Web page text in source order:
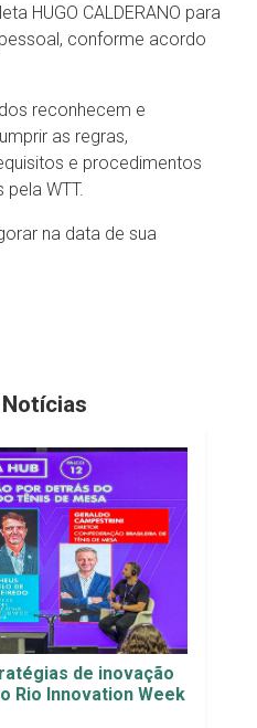
HUGO CALDERANO para
conforme acordo
reconhecem e
as regras,
e procedimentos
WTT.
na data de sua
de inovação
Rio Innovation Week